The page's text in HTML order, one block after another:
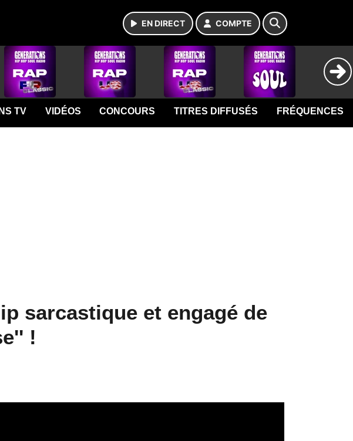
EN DIRECT COMPTE
TV VIDÉOS CONCOURS TITRES DIFFUSÉS FRÉQUENCES
sarcastique et engagé de
!